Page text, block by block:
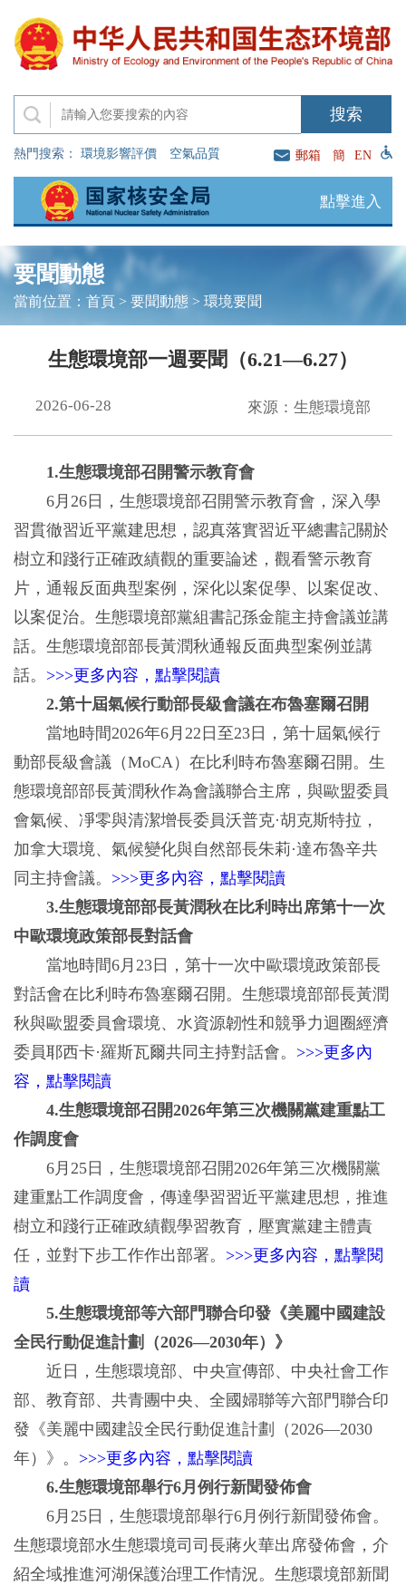
熱門搜索： 環境影響評價 空氣品質 郵箱 簡 EN
點擊進入
要聞動態
當前位置： 首頁> 要聞動態> 環境要聞
生態環境部一週要聞（6.21—6.27）
2026-06-28 來源：生態環境部
1.生態環境部召開警示教育會
6月26日，生態環境部召開警示教育會，深入學
習貫徹習近平黨建思想，認真落實習近平總書記關於
樹立和踐行正確政績觀的重要論述，觀看警示教育
片，通報反面典型案例，深化以案促學、以案促改、
以案促治。生態環境部黨組書記孫金龍主持會議並講
話。生態環境部部長黃潤秋通報反面典型案例並講
話。 >>>更多內容，點擊閱讀
2.第十屆氣候行動部長級會議在布魯塞爾召開
當地時間2026年6月22日至23日，第十屆氣候行
動部長級會議（MoCA）在比利時布魯塞爾召開。生
態環境部部長黃潤秋作為會議聯合主席，與歐盟委員
會氣候、凈零與清潔增長委員沃普克·胡克斯特拉，
加拿大環境、氣候變化與自然部長朱莉·達布魯辛共
同主持會議。 >>>更多內容，點擊閱讀
3.生態環境部部長黃潤秋在比利時出席第十一次
中歐環境政策部長對話會
當地時間6月23日，第十一次中歐環境政策部長
對話會在比利時布魯塞爾召開。生態環境部部長黃潤
秋與歐盟委員會環境、水資源韌性和競爭力迴圈經濟
委員耶西卡·羅斯瓦爾共同主持對話會。 >>>更多內
容，點擊閱讀
4.生態環境部召開2026年第三次機關黨建重點工
作調度會
6月25日，生態環境部召開2026年第三次機關黨
建重點工作調度會，傳達學習習近平黨建思想，推進
樹立和踐行正確政績觀學習教育，壓實黨建主體責
任，並對下步工作作出部署。 >>>更多內容，點擊閱
讀
5.生態環境部等六部門聯合印發《美麗中國建設
全民行動促進計劃（2026—2030年）》
近日，生態環境部、中央宣傳部、中央社會工作
部、教育部、共青團中央、全國婦聯等六部門聯合印
發《美麗中國建設全民行動促進計劃（2026—2030
年）》。 >>>更多內容，點擊閱讀
6.生態環境部舉行6月例行新聞發佈會
6月25日，生態環境部舉行6月例行新聞發佈會。
生態環境部水生態環境司司長蔣火華出席發佈會，介
紹全域推進河湖保護治理工作情況。生態環境部新聞